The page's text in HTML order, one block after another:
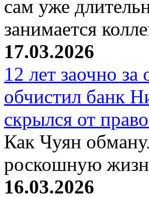
сам уже
занимается
17.03.2026
12 лет заочно
обчистил банк
скрылся от
Как Чуян
роскошную
16.03.2026